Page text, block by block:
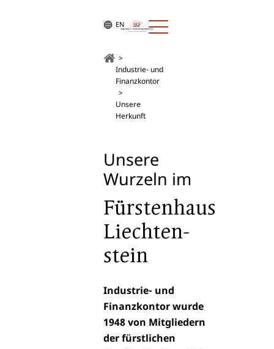
EN
Industrie- und
Finanzkontor
Unsere
Herkunft
Unsere
Wurzeln im
Fürstenhaus
Liechten­
stein
Industrie- und
Finanzkontor wurde
1948 von Mitgliedern
der fürstlichen